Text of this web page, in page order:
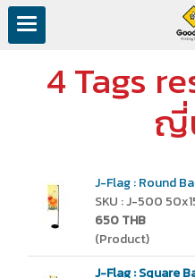
4 Tags
ญี่
J-Flag : Round
SKU : J-500
650 THB
(Product)
J-Flag : Square